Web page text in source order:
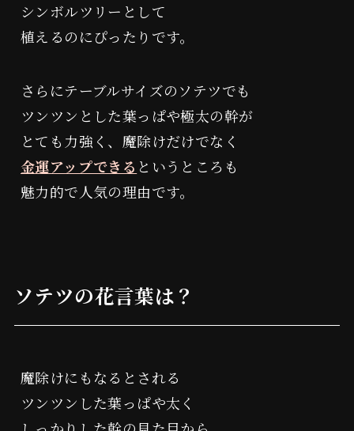
よしみつ研究所
波動を学ぶ
シンボルツリーとして
植えるのにぴったりです。
さらにテーブルサイズのソテツでも
ツンツンとした葉っぱや極太の幹が
とても力強く、魔除けだけでなく
金運アップできる というところも
魅力的で人気の理由です。
ソテツの花言葉は？
魔除けにもなるとされる
ツンツンした葉っぱや太く